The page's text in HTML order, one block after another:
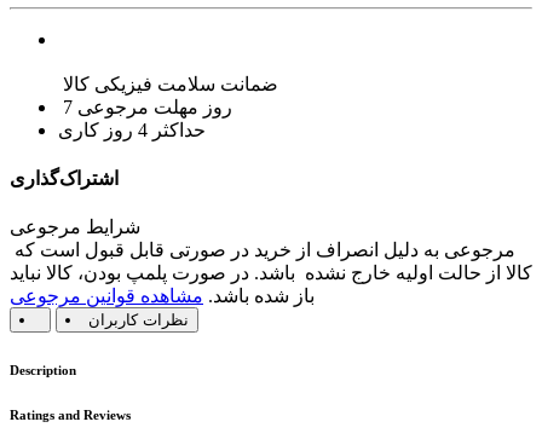
ضمانت سلامت فیزیکی کالا
7 روز مهلت مرجوعی
حداکثر 4 روز کاری
اشتراک‌گذاری
شرایط مرجوعی
کالا از حالت اولیه خارج نشده باشد. در صورت پلمپ بودن، کالا نباید
باز شده باشد. مشاهده قوانین مرجوعی
نظرات کاربران
Description
Ratings and Reviews